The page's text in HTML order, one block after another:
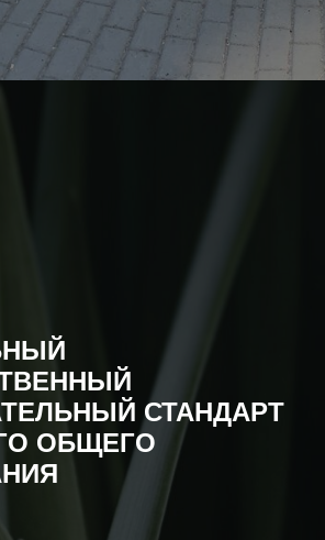
СТАНДАРТ
ОБЩЕГО